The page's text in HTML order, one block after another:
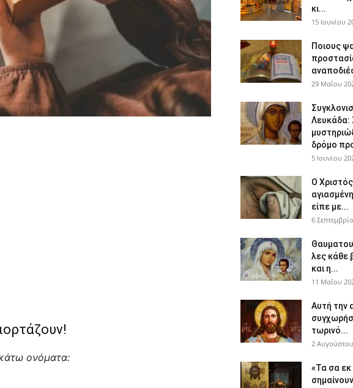
ονόματα:
κι...
15 Ιουνίου
Ποιους
29 Μαΐου
Λευκάδα:
δρόμο
5 Ιουνίου
Ο
είπε με...
6
λες κάθε
και η...
11 Μαΐου
Αυτή την
τωρινό...
2
«Τα σα